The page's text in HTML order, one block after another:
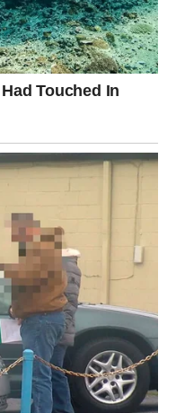
zbog svog dobrog
ne bi trebalo. Daju
odustanu. Praštaju,
ne primeti koliko im
godina prošle kroz
Neko ih je povredio
neki pripadnici ovog
biti srećni.
igre.
na način koji će ih